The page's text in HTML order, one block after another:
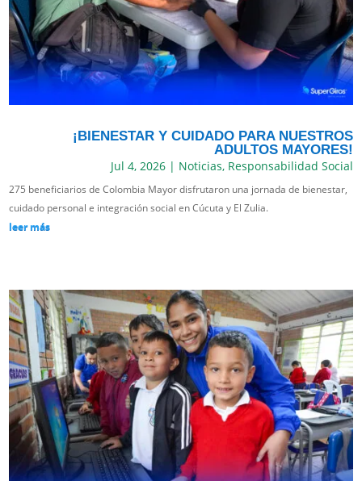
¡BIENESTAR Y CUIDADO PARA NUESTROS
ADULTOS MAYORES!
Jul 4, 2026| Noticias, Responsabilidad Social
275 beneficiarios de Colombia Mayor disfrutaron una jornada de bienestar,
cuidado personal e integración social en Cúcuta y El Zulia.
leer más